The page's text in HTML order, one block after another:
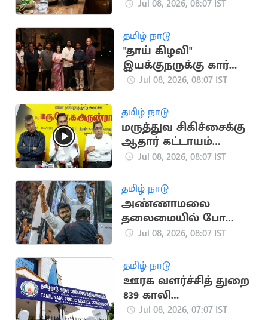
சரிசெய்யலாம்!
Jul 08, 2026, 08:07 IST
தமிழ் நாடு
"தாய் கிழவி"
இயக்குநருக்கு கார்
பரிசளித்த நடிகர்
Jul 08, 2026, 08:07 IST
தமிழ் நாடு
மருத்துவ சிகிச்சைக்கு
ஆதார் கட்டாயம்
இல்லை - அமைச்சர்
Jul 08, 2026, 08:07 IST
தமிழ் நாடு
அண்ணாமலை
தலைமையில் போதை
பொருள் ஒழிப்பு
Jul 08, 2026, 08:07 IST
தமிழ் நாடு
ஊரக வளர்ச்சித் துறை
839 காலி
பணியிடங்கள்: TNPSC
Jul 08, 2026, 07:07 IST